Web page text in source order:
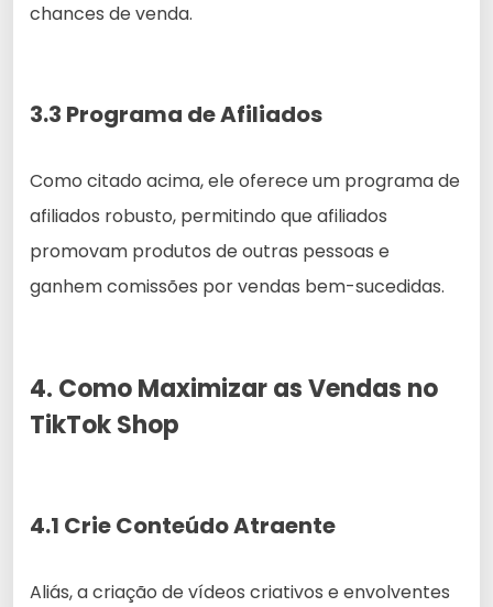
chances de venda.
3.3 Programa de Afiliados
Como citado acima, ele oferece um programa de
afiliados robusto, permitindo que afiliados
promovam produtos de outras pessoas e
ganhem comissões por vendas bem-sucedidas.
4. Como Maximizar as Vendas no
TikTok Shop
4.1 Crie Conteúdo Atraente
Aliás, a criação de vídeos criativos e envolventes